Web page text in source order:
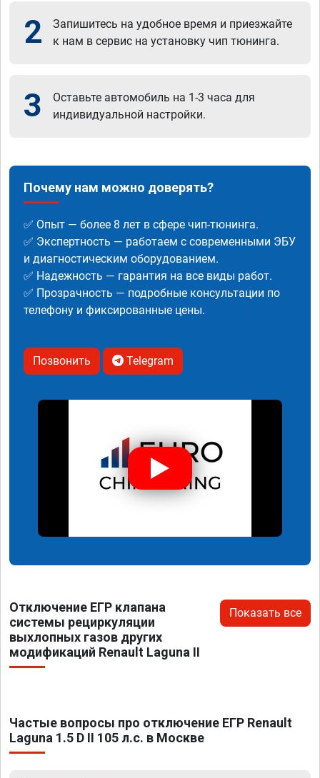
2
Запишитесь на удобное время и приезжайте
к нам в сервис на установку чип тюнинга.
3
Оставьте автомобиль на 1-3 часа для
индивидуальной настройки.
Почему нам можно доверять?
✅ Опыт — более 8 лет в сфере чип-тюнинга.
✅ Экспертность — работаем с современными ЭБУ
и диагностическим оборудованием.
✅ Надежность — гарантия на все виды работ.
✅ Прозрачность — подробные консультации по
телефону и фиксированные цены.
Позвонить Telegram
Отключение ЕГР клапана
системы рециркуляции
выхлопных газов других
модификаций Renault Laguna II
Показать все
Частые вопросы про отключение ЕГР Renault
Laguna 1.5 D II 105 л.с. в Москве